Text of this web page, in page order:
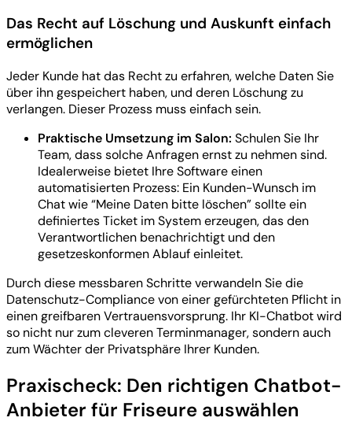
Das Recht auf Löschung und Auskunft einfach
ermöglichen
Jeder Kunde hat das Recht zu erfahren, welche Daten Sie
über ihn gespeichert haben, und deren Löschung zu
verlangen. Dieser Prozess muss einfach sein.
Praktische Umsetzung im Salon: Schulen Sie Ihr
Team, dass solche Anfragen ernst zu nehmen sind.
Idealerweise bietet Ihre Software einen
automatisierten Prozess: Ein Kunden-Wunsch im
Chat wie “Meine Daten bitte löschen” sollte ein
definiertes Ticket im System erzeugen, das den
Verantwortlichen benachrichtigt und den
gesetzeskonformen Ablauf einleitet.
Durch diese messbaren Schritte verwandeln Sie die
Datenschutz-Compliance von einer gefürchteten Pflicht in
einen greifbaren Vertrauensvorsprung. Ihr KI-Chatbot wird
so nicht nur zum cleveren Terminmanager, sondern auch
zum Wächter der Privatsphäre Ihrer Kunden.
Praxischeck: Den richtigen Chatbot-
Anbieter für Friseure auswählen